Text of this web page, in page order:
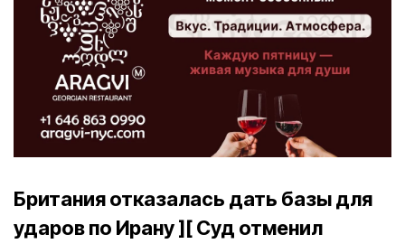
Британия отказалась дать базы для
ударов по Ирану ][ Суд отменил